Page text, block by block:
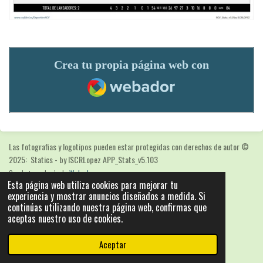
Esta página web utiliza cookies para mejorar tu
experiencia y mostrar anuncios diseñados a medida. Si
continúas utilizando nuestra página web, confirmas que
aceptas nuestro uso de cookies.
Aceptar
Crea tu propia página web con
Webador
Las fotografias y logotipos pueden estar protegidas con derechos de autor©
2025: Statics - by ISCRLopez APP_Stats_v5.103
Con la tecnología deWebador